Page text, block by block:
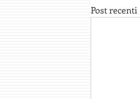
Post recenti